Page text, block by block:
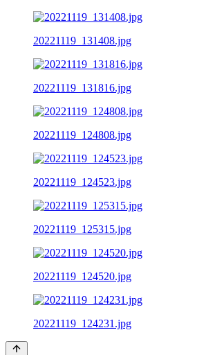
20221119_131408.jpg
20221119_131816.jpg
20221119_124808.jpg
20221119_124523.jpg
20221119_125315.jpg
20221119_124520.jpg
20221119_124231.jpg